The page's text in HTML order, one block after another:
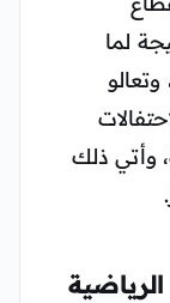
لما
وأتي ذلك